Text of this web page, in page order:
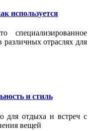
используется
специализированное
различных отраслях для
и стиль
для отдыха и встреч с
вещей